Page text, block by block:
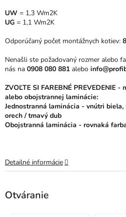
Otváranie
UW = 1,3 Wm2K
UG = 1,1 Wm2K
Odporúčaný počet montážnych kotiev: 8
Nenašli ste požadovaný rozmer alebo
nás na 0908 080 881 alebo
ZVOĽTE SI FAREBNÉ PREVEDENIE
alebo obojstrannej laminácie:
Jednostranná laminácia - vnútri
orech / tmavý dub
Obojstranná laminácia - rovnaká
Detailné informácie